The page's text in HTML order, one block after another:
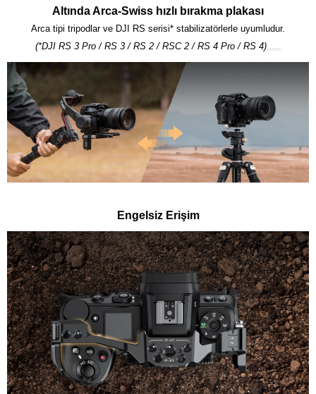
Altında Arca-Swiss hızlı bırakma plakası
Arca tipi tripodlar ve DJI RS serisi* stabilizatörlerle uyumludur.
(*DJI RS 3 Pro / RS 3 / RS 2 / RSC 2 / RS 4 Pro / RS 4)
Engelsiz Erişim